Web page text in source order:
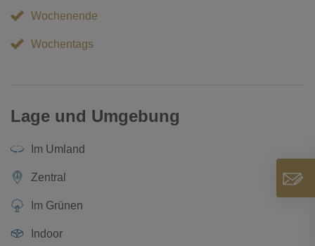
Wochenende
Wochentags
Lage und Umgebung
Im Umland
Zentral
Im Grünen
Indoor